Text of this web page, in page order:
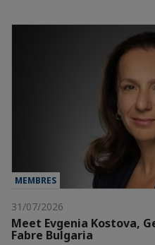
MEMBRES
31/07/2026
Meet Evgenia Kostova,
Fabre Bulgaria